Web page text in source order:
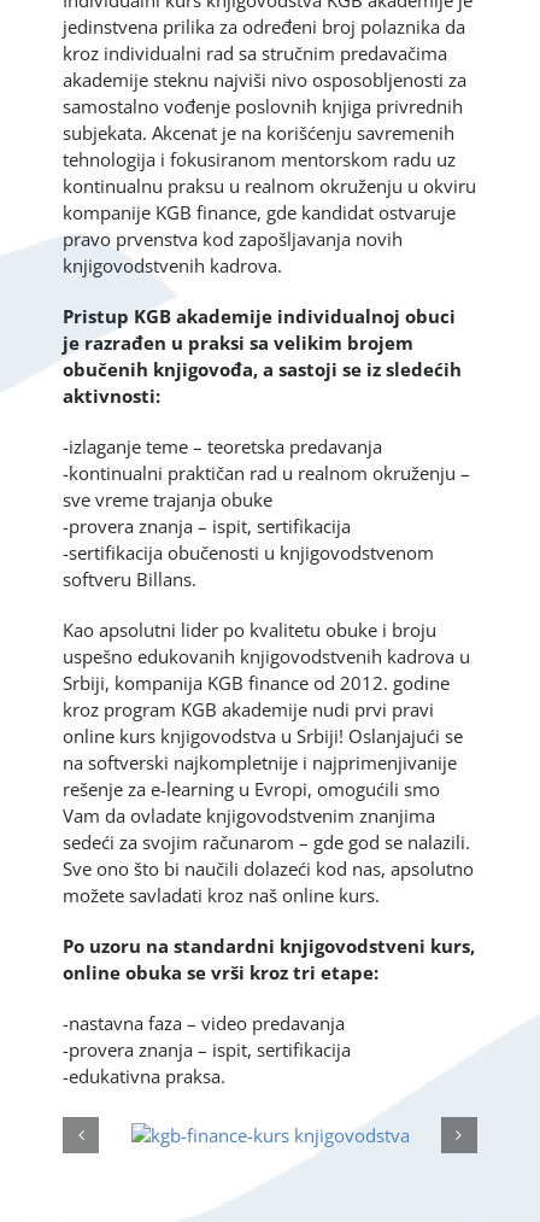
jedinstvena prilika za određeni broj polaznika da
kroz individualni rad sa stručnim predavačima
akademije steknu najviši nivo osposobljenosti za
samostalno vođenje poslovnih knjiga privrednih
subjekata. Akcenat je na korišćenju savremenih
tehnologija i fokusiranom mentorskom radu uz
kontinualnu praksu u realnom okruženju u okviru
kompanije KGB finance, gde kandidat ostvaruje
pravo prvenstva kod zapošljavanja novih
knjigovodstvenih kadrova.
Pristup KGB akademije individualnoj obuci
je razrađen u praksi sa velikim brojem
obučenih knjigovođa, a sastoji se iz sledećih
aktivnosti:
-izlaganje teme – teoretska predavanja
-kontinualni praktičan rad u realnom okruženju –
sve vreme trajanja obuke
-provera znanja – ispit, sertifikacija
-sertifikacija obučenosti u knjigovodstvenom
softveru Billans.
Kao apsolutni lider po kvalitetu obuke i broju
uspešno edukovanih knjigovodstvenih kadrova u
Srbiji, kompanija KGB finance od 2012. godine
kroz program KGB akademije nudi prvi pravi
online kurs knjigovodstva u Srbiji! Oslanjajući se
na softverski najkompletnije i najprimenjivanije
rešenje za e-learning u Evropi, omogućili smo
Vam da ovladate knjigovodstvenim znanjima
sedeći za svojim računarom – gde god se nalazili.
Sve ono što bi naučili dolazeći kod nas, apsolutno
možete savladati kroz naš online kurs.
Po uzoru na standardni knjigovodstveni kurs,
online obuka se vrši kroz tri etape:
-nastavna faza – video predavanja
-provera znanja – ispit, sertifikacija
-edukativna praksa.